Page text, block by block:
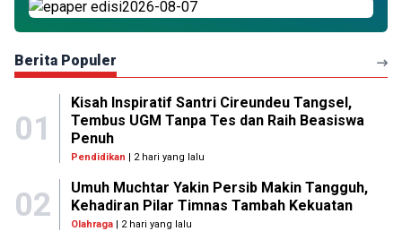
Berita Populer
01
Kisah Inspiratif Santri Cireundeu Tangsel,
Tembus UGM Tanpa Tes dan Raih Beasiswa
Penuh
Pendidikan | 2 hari yang lalu
02
Umuh Muchtar Yakin Persib Makin Tangguh,
Kehadiran Pilar Timnas Tambah Kekuatan
Olahraga| 2 hari yang lalu